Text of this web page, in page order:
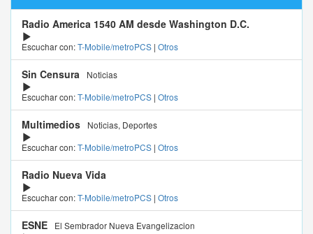
Radio America 1540 AM desde Washington D.C.
Escuchar con:T-Mobile/metroPCS | Otros
Sin Censura
Noticias
Escuchar con:T-Mobile/metroPCS | Otros
Multimedios
Noticias, Deportes
Escuchar con:T-Mobile/metroPCS | Otros
Radio Nueva Vida
Escuchar con:T-Mobile/metroPCS | Otros
ESNE
El Sembrador Nueva Evangelizacion